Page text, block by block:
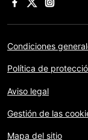
Condiciones
Política de
Aviso legal
Gestión de las
Mapa del sitio